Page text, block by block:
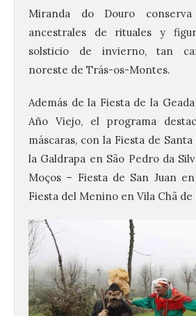
Miranda do Douro
ancestrales de rituales y
solsticio de invierno, tan
noreste de Trás-os-Montes.
Además de la Fiesta de la
Año Viejo, el programa
máscaras, con la Fiesta de
la Galdrapa en São Pedro da
Moços – Fiesta de San Juan
Fiesta del Menino en Vila Chã de